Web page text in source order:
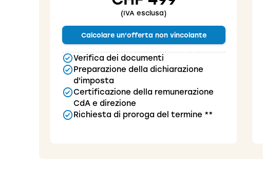
(IVA esclusa)
Calcolare un'offerta non vincolante
Verifica dei documenti
Preparazione della dichiarazione
d'imposta
Certificazione della remunerazione
CdA e direzione
Richiesta di proroga del termine **